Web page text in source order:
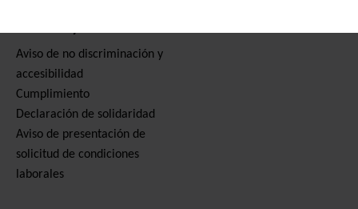
Aviso de no discriminación y
accesibilidad
Cumplimiento
Declaración de solidaridad
Aviso de presentación de
solicitud de condiciones
laborales